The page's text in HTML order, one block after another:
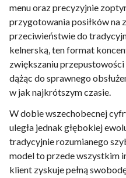
menu oraz precyzyjnie
przygotowania posiłków na
przeciwieństwie do
kelnerską, ten format
zwiększaniu
dążąc do sprawnego
w jak najkrótszym czasie.
W dobie wszechobecnej
uległa jednak głębokiej
tradycyjnie rozumianego
model to przede wszystkim
klient zyskuje pełną